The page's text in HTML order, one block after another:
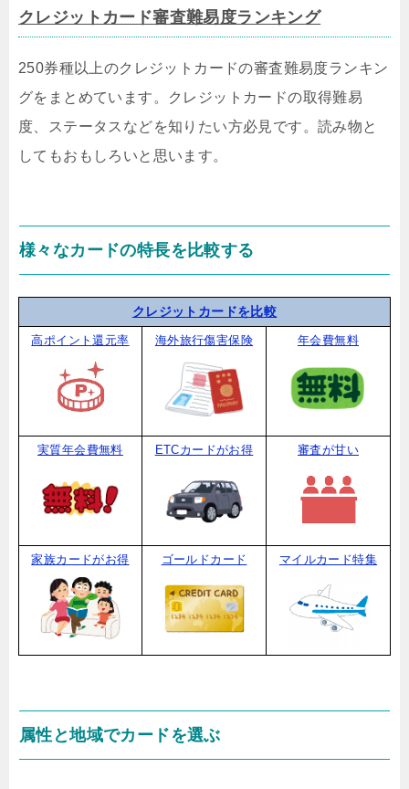
クレジットカード審査難易度ランキング
250券種以上のクレジットカードの審査難易度ランキン
グをまとめています。クレジットカードの取得難易
度、ステータスなどを知りたい方必見です。読み物と
してもおもしろいと思います。
様々なカードの特長を比較する
クレジットカードを比較
高ポイント還元率 海外旅行傷害保険 年会費無料
実質年会費無料 ETCカードがお得 審査が甘い
家族カードがお得 ゴールドカード マイルカード特集
属性と地域でカードを選ぶ